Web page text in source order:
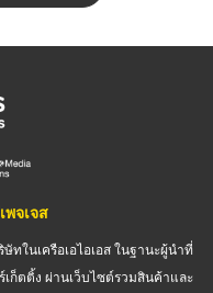
พจเจส
ทในเครือเอไอเอส ในฐานะผู้นำที่
ตติ้ง ผ่านเว็บไซต์รวมสินค้าและ